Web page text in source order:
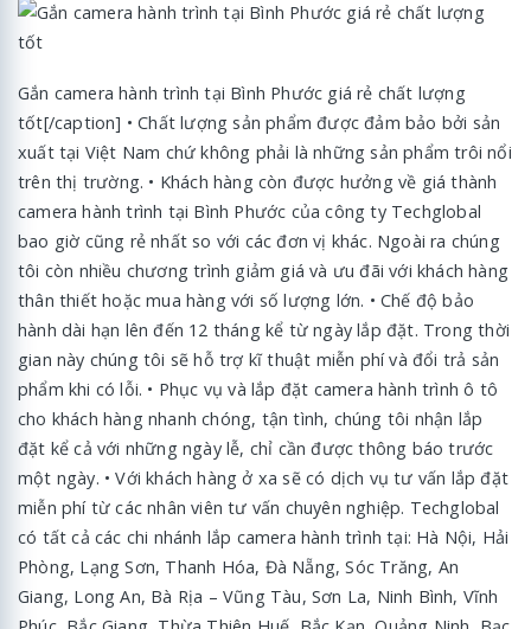
Gắn camera hành trình tại Bình Phước giá rẻ chất lượng
tốt[/caption] • Chất lượng sản phẩm được đảm bảo bởi sản
xuất tại Việt Nam chứ không phải là những sản phẩm trôi nổi
trên thị trường. • Khách hàng còn được hưởng về giá thành
camera hành trình tại Bình Phước của công ty Techglobal
bao giờ cũng rẻ nhất so với các đơn vị khác. Ngoài ra chúng
tôi còn nhiều chương trình giảm giá và ưu đãi với khách hàng
thân thiết hoặc mua hàng với số lượng lớn. • Chế độ bảo
hành dài hạn lên đến 12 tháng kể từ ngày lắp đặt. Trong thời
gian này chúng tôi sẽ hỗ trợ kĩ thuật miễn phí và đổi trả sản
phẩm khi có lỗi. • Phục vụ và lắp đặt camera hành trình ô tô
cho khách hàng nhanh chóng, tận tình, chúng tôi nhận lắp
đặt kể cả với những ngày lễ, chỉ cần được thông báo trước
một ngày. • Với khách hàng ở xa sẽ có dịch vụ tư vấn lắp đặt
miễn phí từ các nhân viên tư vấn chuyên nghiệp. Techglobal
có tất cả các chi nhánh lắp camera hành trình tại: Hà Nội, Hải
Phòng, Lạng Sơn, Thanh Hóa, Đà Nẵng, Sóc Trăng, An
Giang, Long An, Bà Rịa – Vũng Tàu, Sơn La, Ninh Bình, Vĩnh